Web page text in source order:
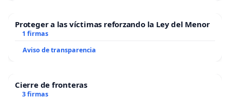
Proteger a las víctimas reforzando la Ley del Menor
1 firmas
Aviso de transparencia
Cierre de fronteras
3 firmas